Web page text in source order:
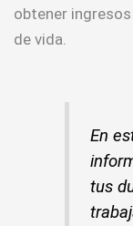
obtener
de vida.
En
tus